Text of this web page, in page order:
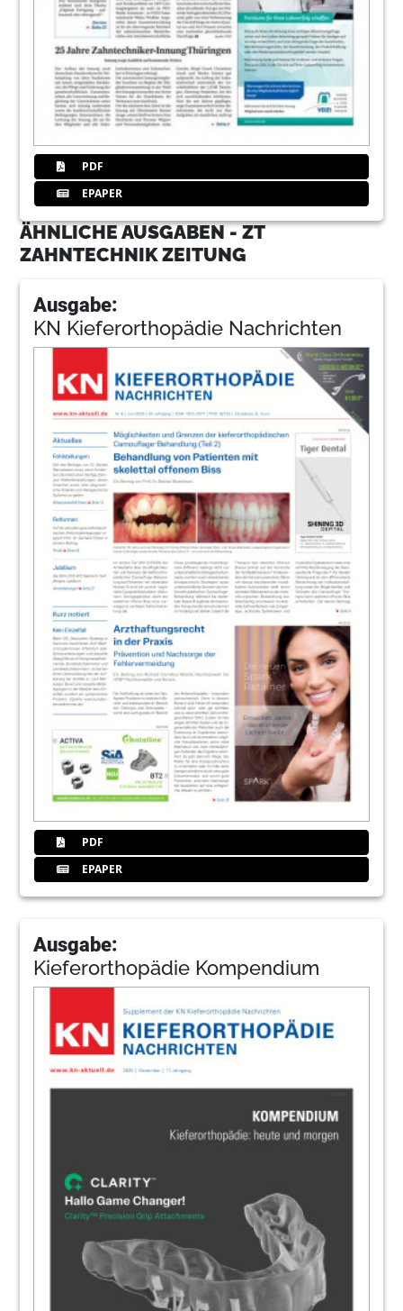
PDF
EPAPER
ÄHNLICHE AUSGABEN - ZT
ZAHNTECHNIK ZEITUNG
Ausgabe:
KN Kieferorthopädie Nachrichten
PDF
EPAPER
Ausgabe:
Kieferorthopädie Kompendium